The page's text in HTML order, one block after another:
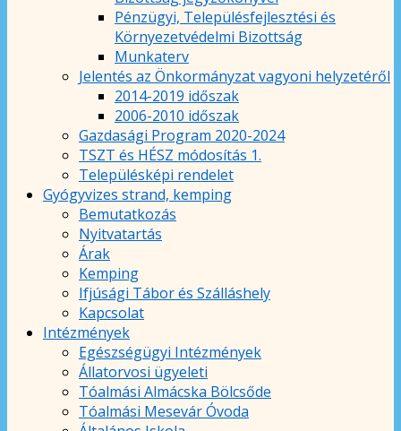
Pénzügyi, Településfejlesztési és
Környezetvédelmi Bizottság
Munkaterv
Jelentés az Önkormányzat vagyoni helyzetéről
2014-2019 időszak
2006-2010 időszak
Gazdasági Program 2020-2024
TSZT és HÉSZ módosítás 1.
Településképi rendelet
Gyógyvizes strand, kemping
Bemutatkozás
Nyitvatartás
Árak
Kemping
Ifjúsági Tábor és Szálláshely
Kapcsolat
Intézmények
Egészségügyi Intézmények
Állatorvosi ügyeleti
Tóalmási Almácska Bölcsőde
Tóalmási Mesevár Óvoda